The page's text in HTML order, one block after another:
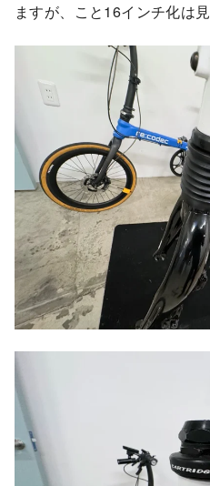
ますが、こと16インチ化は見